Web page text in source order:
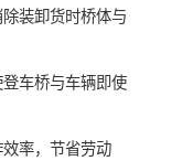
装卸货时桥体与
车桥与车辆即使
率，节省劳动